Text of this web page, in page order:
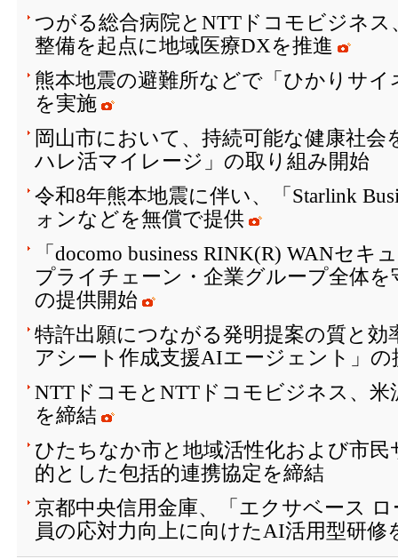
つがる総合病院とNTTドコモビジネ
整備を起点に地域医療DXを推進
熊本地震の避難所などで「ひかりサ
を実施
岡山市において、持続可能な健康社
ハレ活マイレージ」の取り組み開始
令和8年熊本地震に伴い、「Starlink
ォンなどを無償で提供
「docomo business RINK(R) WANセ
プライチェーン・企業グループ全体を
の提供開始
特許出願につながる発明提案の質と効
アシート作成支援AIエージェント」の
NTTドコモとNTTドコモビジネス、米
を締結
ひたちなか市と地域活性化および市
的とした包括的連携協定を締結
京都中央信用金庫、「エクサベース
員の応対力向上に向けたAI活用型研修